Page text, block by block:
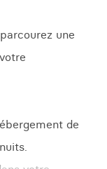
une
de